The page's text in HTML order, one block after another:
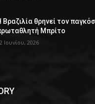
Βραζιλία θρηνεί τον
Μπρίτο
Ιουνίου, 2026